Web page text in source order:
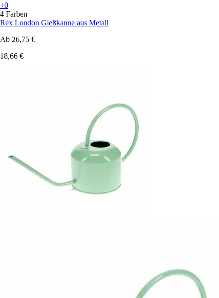
+0
4 Farben
Rex London Gießkanne aus Metall
Ab 26,75 €
18,66 €